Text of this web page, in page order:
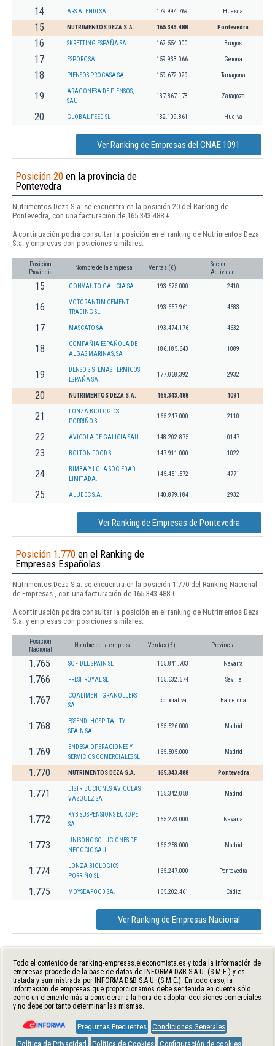
14 ARS ALENDI SA 179.994.769 Huesca
15 NUTRIMENTOS DEZA S.A. 165.343.488 Pontevedra
16 SKRETTING ESPAÑA SA 162.554.000 Burgos
17 ESPORC SA 159.933.066 Gerona
18 PIENSOS PROCASA SA 159.672.029 Tarragona
19
ARAGONESA DE PIENSOS,
SAU
137.867.178 Zaragoza
20 GLOBAL FEED SL 132.109.861 Huelva
Ver Ranking de Empresas del CNAE 1091
Posición 20 en la provincia de
Pontevedra
Nutrimentos Deza S.a. se encuentra en la posición 20 del Ranking de
Pontevedra, con una facturación de 165.343.488 €.
A continuación podrá consultar la posición en el ranking de Nutrimentos Deza
S.a. y empresas con posiciones similares:
Posición
Provincia
Nombre de la empresa Ventas (€)
Sector
Actividad
15 GONVAUTO GALICIA SA. 193.675.000 2410
16
VOTORANTIM CEMENT
TRADING SL.
193.657.961 4683
17 MASCATO SA 193.474.176 4632
18
COMPAÑIA ESPAÑOLA DE
ALGAS MARINAS, SA
186.185.643 1089
19
DENSO SISTEMAS TERMICOS
ESPAÑA SA
177.068.392 2932
20 NUTRIMENTOS DEZA S.A. 165.343.488 1091
21
LONZA BIOLOGICS
PORRIÑO SL
165.247.000 2110
22 AVICOLA DE GALICIA SAU 148.202.875 0147
23 BOLTON FOOD SL. 147.911.000 1022
24
BIMBA Y LOLA SOCIEDAD
LIMITADA.
145.451.572 4771
25 ALUDEC S.A. 140.879.184 2932
Ver Ranking de Empresas de Pontevedra
Posición 1.770 en el Ranking de
Empresas Españolas
Nutrimentos Deza S.a. se encuentra en la posición 1.770 del Ranking Nacional
de Empresas , con una facturación de 165.343.488 €.
A continuación podrá consultar la posición en el ranking de Nutrimentos Deza
S.a. y empresas con posiciones similares:
Posición
Nacional
Nombre de la empresa Ventas (€) Provincia
1.765 SOFIDEL SPAIN SL 165.841.703 Navarra
1.766 FRESHROYAL SL 165.632.674 Sevilla
1.767
COALIMENT GRANOLLERS
SA
corporativa Barcelona
1.768
ESSENDI HOSPITALITY
SPAIN SA.
165.526.000 Madrid
1.769
ENDESA OPERACIONES Y
SERVICIOS COMERCIALES SL
165.505.000 Madrid
1.770 NUTRIMENTOS DEZA S.A. 165.343.488 Pontevedra
1.771
DISTRIBUCIONES AVICOLAS
VAZQUEZ SA
165.342.058 Madrid
1.772
KYB SUSPENSIONS EUROPE
SA
165.273.000 Navarra
1.773
UNISONO SOLUCIONES DE
NEGOCIO SAU
165.258.000 Madrid
1.774
LONZA BIOLOGICS
PORRIÑO SL
165.247.000 Pontevedra
1.775 MOYSEAFOOD SA. 165.202.461 Cádiz
Ver Ranking de Empresas Nacional
Todo el contenido de ranking-empresas.eleconomista.es y toda la información de
empresas procede de la base de datos de INFORMA D&B S.A.U. (S.M.E.) y es
tratada y suministrada por INFORMA D&B S.A.U. (S.M.E.). En todo caso, la
información de empresas que proporcionamos debe ser tenida en cuenta sólo
como un elemento más a considerar a la hora de adoptar decisiones comerciales
y no debe por tanto determinar las mismas.
Preguntas Frecuentes Condiciones Generales
Política de Privacidad
Política de Cookies Configuración de cookies